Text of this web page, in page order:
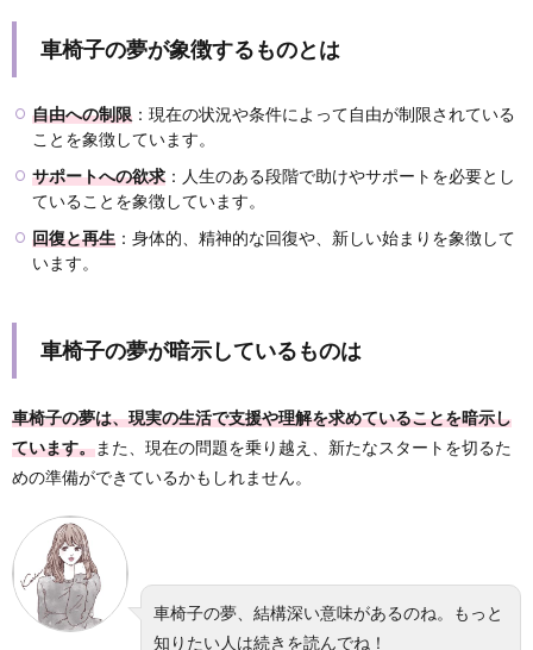
車椅子の夢が象徴するものとは
自由への制限 ：現在の状況や条件によって自由が制限されている
ことを象徴しています。
サポートへの欲求 ：人生のある段階で助けやサポートを必要とし
ていることを象徴しています。
回復と再生 ：身体的、精神的な回復や、新しい始まりを象徴して
います。
車椅子の夢が暗示しているものは
車椅子の夢は、現実の生活で支援や理解を求めていることを暗示し
ています。また、現在の問題を乗り越え、新たなスタートを切るた
めの準備ができているかもしれません。
車椅子の夢、結構深い意味があるのね。もっと
知りたい人は続きを読んでね！